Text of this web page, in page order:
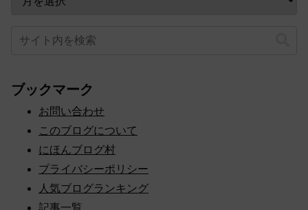
ブックマーク
お問い合わせ
このブログについて
にほんブログ村
プライバシーポリシー
人気ブログランキング
記事一覧